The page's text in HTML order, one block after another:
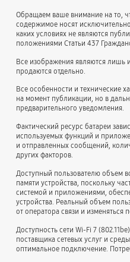
Обращаем ваше внимание на то,
содержимое носят
каких условиях не являются
положениями Статьи 437
Все изображения являются лишь
продаются отдельно.
Все особенности и технические
на момент публикации, но в
предварительного уведомления.
Фактический ресурс батареи
используемых функций и
и отправленных сообщений,
других факторов.
Доступный пользователю объем
памяти устройства, поскольку
системой и приложениями,
устройства. Реальный объем
от оператора связи и
Доступность сети Wi-Fi 7
поставщика сетевых услуг и
оптимальное подключение.